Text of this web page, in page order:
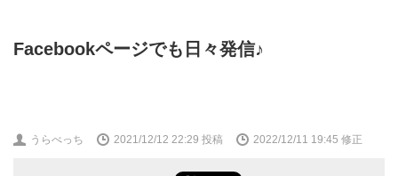
Facebookページでも日々発信♪
うらべっち 2021/12/12 22:29 投稿 2022/12/11 19:45 修正